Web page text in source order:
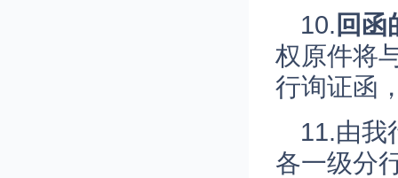
10. 回函
权原件将
行询证函
11.由我
各一级分